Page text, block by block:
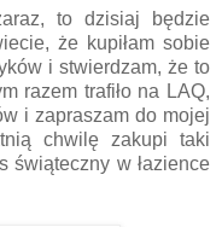
to dzisiaj będzie
że kupiłam sobie
i stwierdzam, że to
razem trafiło na LAQ,
i zapraszam do mojej
chwilę zakupi taki
świąteczny w łazience